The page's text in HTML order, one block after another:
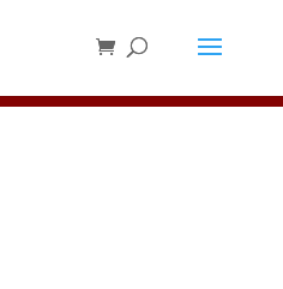
en rupture de stock,
commander pour le